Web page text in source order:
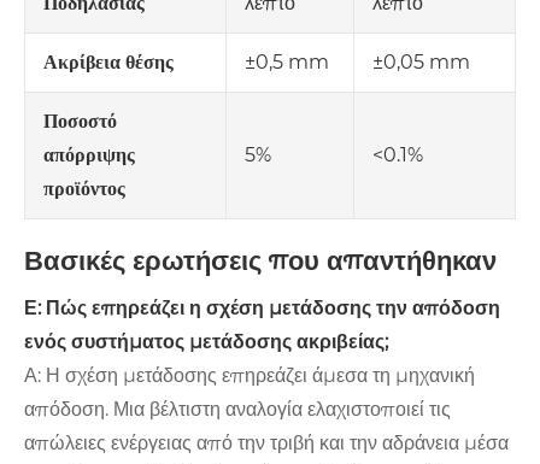
Ακρίβεια θέσης ±0,5 mm ±0,05 mm
Ποσοστό
απόρριψης
προϊόντος
5% <0.1%
Βασικές ερωτήσεις που απαντήθηκαν
Ε: Πώς επηρεάζει η σχέση μετάδοσης την απόδοση
ενός συστήματος μετάδοσης ακριβείας;
Α: Η σχέση μετάδοσης επηρεάζει άμεσα τη μηχανική
απόδοση. Μια βέλτιστη αναλογία ελαχιστοποιεί τις
απώλειες ενέργειας από την τριβή και την αδράνεια μέσα